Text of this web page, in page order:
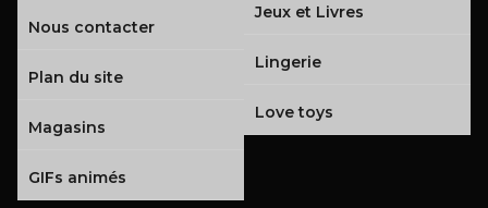
Nous contacter
Plan du site
Magasins
GIFs animés
Jeux et Livres
Lingerie
Love toys